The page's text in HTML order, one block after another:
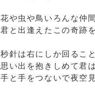
花や虫や鳥いろんな仲
君と出逢えたこの奇跡
秒針は右にしか回るこ
思い出を抱きしめて君
手と手をつないで夜空